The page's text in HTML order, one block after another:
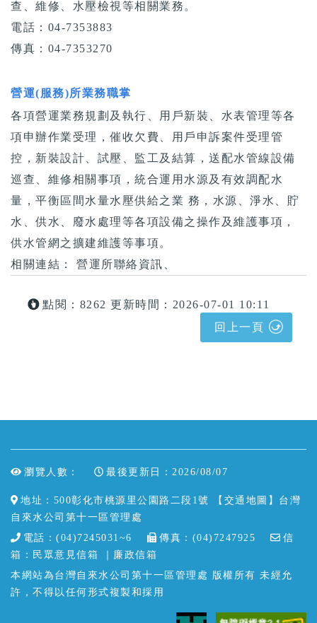
查、維修、水壓檢視等相關業務。
電話：04-7353883
傳真：04-7353270
營運(服務)所業務職掌
各項營運業務規劃及執行、用戶新裝、水表管理等各
項申辦作業受理，催收欠費、用戶申訴案件受理管
控，新裝設計、試壓、監工及結算，送配水管線設備
巡查、維修相關事項，統合運用水源及有效調配水
量，平衡區間水量水壓供給之業 務，水源、淨水、貯
水、供水、廢水處理等各項設備之操作及維護事項，
供水管網之擴建維護等事項。
相關連結： 營運所聯絡資訊、
點閱：8262 更新時間：2026-07-01 10:11
回上一頁
瀏覽人數： 最後更新日：2026/08/07
地址：500彰化市桃源里公園路二段1號 【交通地圖】 台灣
自來水公司第十一區管理處
電話：(04)7245031~6
傳真：(04)7247925
信
箱： 民眾意見信箱
廉政信箱
本網站為台灣自來水公司第十一區管理處 版權所有 未經允
許，不得以任何形式複製和採用